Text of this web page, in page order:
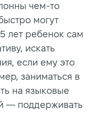
чем-то
могут
лет ребенок сам
искать
если ему это
заниматься в
на языковые
— поддерживать